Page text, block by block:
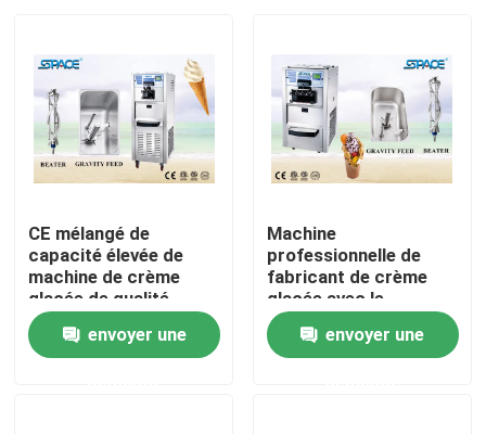
Accueil
A propos de nous
CE mélangé de
capacité élevée de
machine de crème
glacée de qualité
marchande de 2+1
saveurs approuvé
envoyer une
Machine
professionnelle de
fabricant de crème
glacée avec le
système commandé
par ordinateur de
Mico
envoyer une